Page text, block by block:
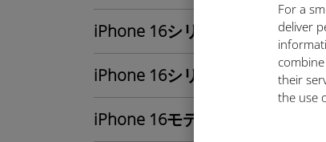
For a
deliver
their
the use
iPhone 16シリーズとUbigi
iPhone 16シリーズユーザーに
iPhone 16モデルはeSIMをサポ